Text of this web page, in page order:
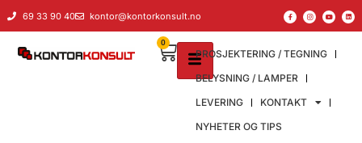
69 33 90 40 kontor@kontorkonsult.no
PROSJEKTERING / TEGNING
BELYSNING / LAMPER
LEVERING
KONTAKT
NYHETER OG TIPS
0